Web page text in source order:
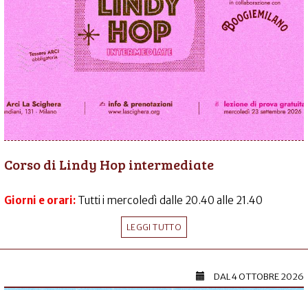
Corso di Lindy Hop intermediate
Giorni e orari: Tutti i mercoledì dalle 20.40 alle 21.40
LEGGI TUTTO
DAL4 OTTOBRE 2026